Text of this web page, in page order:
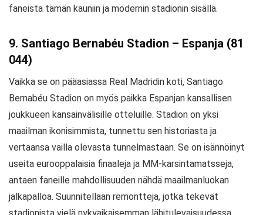
faneista tämän kauniin ja modernin stadionin sisällä.
9. Santiago Bernabéu Stadion – Espanja (81
044)
Vaikka se on pääasiassa Real Madridin koti, Santiago
Bernabéu Stadion on myös paikka Espanjan kansallisen
joukkueen kansainvälisille otteluille. Stadion on yksi
maailman ikonisimmista, tunnettu sen historiasta ja
vertaansa vailla olevasta tunnelmastaan. Se on isännöinyt
useita eurooppalaisia finaaleja ja MM-karsintamatsseja,
antaen faneille mahdollisuuden nähdä maailmanluokan
jalkapalloa. Suunnitellaan remontteja, jotka tekevät
stadionista vielä nykyaikaisemman lähitulevaisuudessa,